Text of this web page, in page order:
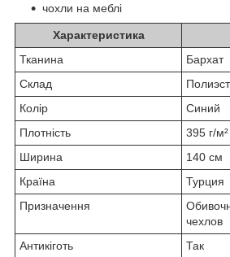
чохли на меблі
Характеристика
Тканина
Бархат
Склад
Колір
Синий
Плотність
395 г/м²
Ширина
140 см
Країна
Турция
Призначення
чехлов
Антикіготь
Так